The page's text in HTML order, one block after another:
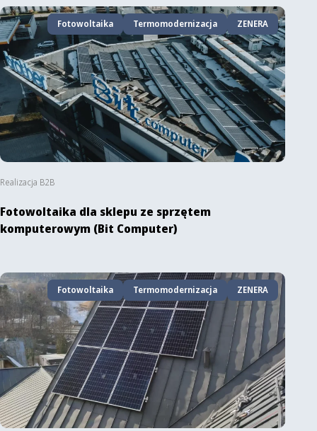
Fotowoltaika Termomodernizacja ZENERA
Realizacja B2B
Fotowoltaika dla sklepu ze sprzętem
komputerowym (Bit Computer)
Fotowoltaika Termomodernizacja ZENERA